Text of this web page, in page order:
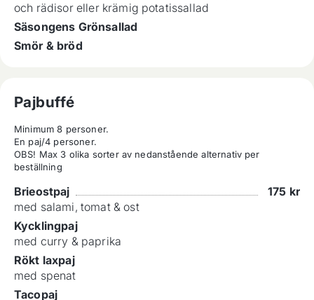
och rädisor eller krämig potatissallad
Säsongens Grönsallad
Smör & bröd
Pajbuffé
Minimum 8 personer.
En paj/4 personer.
OBS! Max 3 olika sorter av nedanstående alternativ per
beställning
Brieostpaj 175 kr
med salami, tomat & ost
Kycklingpaj
med curry & paprika
Rökt laxpaj
med spenat
Tacopaj